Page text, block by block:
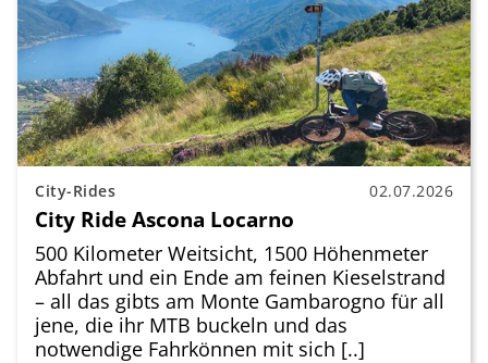
City-Rides 02.07.2026
City Ride Ascona Locarno
500 Kilometer Weitsicht, 1500 Höhenmeter
Abfahrt und ein Ende am feinen Kieselstrand
– all das gibts am Monte Gambarogno für all
jene, die ihr MTB buckeln und das
notwendige Fahrkönnen mit sich [..]